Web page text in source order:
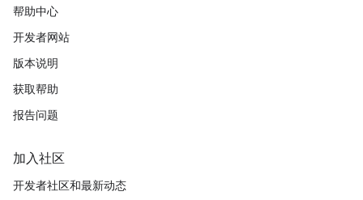
帮助中心
开发者网站
版本说明
获取帮助
报告问题
加入社区
开发者社区和最新动态